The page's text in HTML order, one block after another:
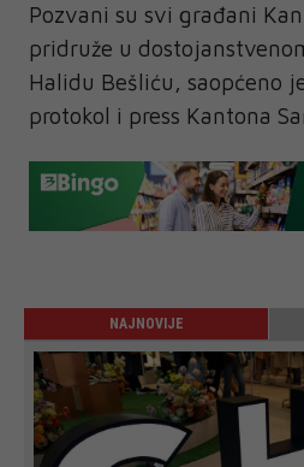
Pozvani su svi građani
pridruže u
Halidu Bešliću, saopćeno
protokol i press Kantona
NAJNOVIJE